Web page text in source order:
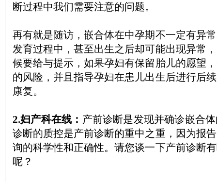
断过程中我们需要注意的问题。
再有就是随访，嵌合体在中孕期不一定有异
发育过程中，甚至出生之后却可能出现异常
候要给与提示，如果孕妇有保留胎儿的愿望
的风险，并且指导孕妇在患儿出生后进行后
康复。
2.妇产科在线： 产前诊断是发现并确诊嵌合
诊断的质控是产前诊断的重中之重，因为报
询的科学性和正确性。请您谈一下产前诊断
呢？